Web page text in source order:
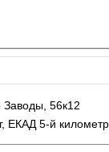
+7 (812)
Петербург,
56к12
ЕКАД 5-й
ЗАКАЗАТЬ